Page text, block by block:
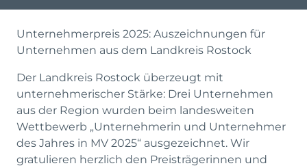
Unternehmerpreis 2025: Auszeichnungen für
Unternehmen aus dem Landkreis Rostock
Der Landkreis Rostock überzeugt mit
unternehmerischer Stärke: Drei Unternehmen
aus der Region wurden beim landesweiten
Wettbewerb „Unternehmerin und Unternehmer
des Jahres in MV 2025“ ausgezeichnet. Wir
gratulieren herzlich den Preisträgerinnen und